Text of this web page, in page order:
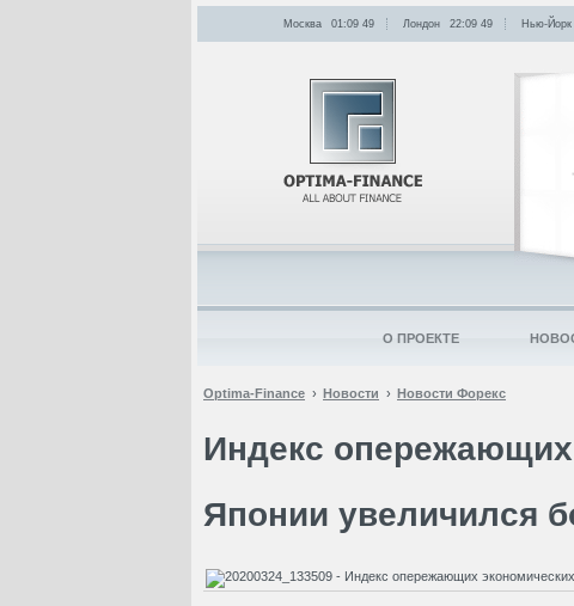
Optima-Finance Новости Новости Форекс
Индекс опережающих
Японии увеличился
Москва 01:09 49 Лондон 22:09 49 Нью-Йорк
О ПРОЕКТЕ